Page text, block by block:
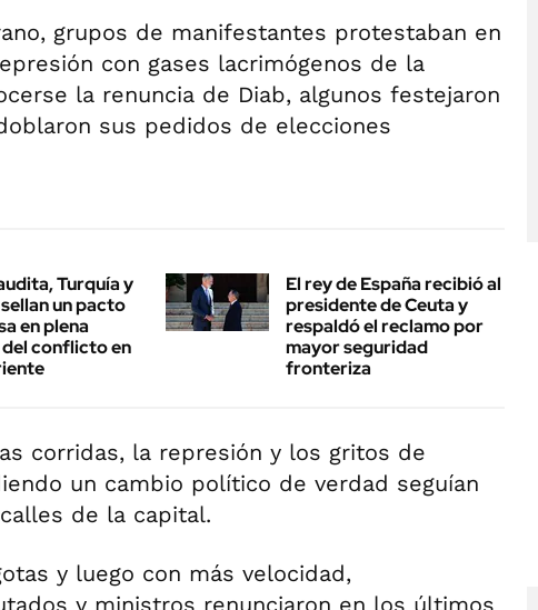
grupos de manifestantes protestaban en
con gases lacrimógenos de la
la renuncia de Diab, algunos festejaron
sus pedidos de elecciones
Turquía y
un pacto
en plena
conflicto en
El rey de España recibió al
presidente de Ceuta y
respaldó el reclamo por
mayor seguridad
fronteriza
corridas, la represión y los gritos de
un cambio político de verdad seguían
de la capital.
y luego con más velocidad,
y ministros renunciaron en los últimos